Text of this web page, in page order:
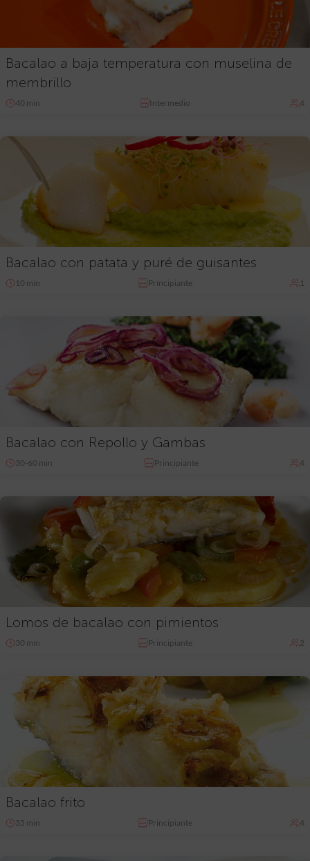
Bacalao a baja temperatura con muselina de
membrillo
40 min Intermedio 4
Bacalao con patata y puré de guisantes
10 min Principiante 1
Bacalao con Repollo y Gambas
30-60 min Principiante 4
Lomos de bacalao con pimientos
30 min Principiante 2
Bacalao frito
35 min Principiante 4